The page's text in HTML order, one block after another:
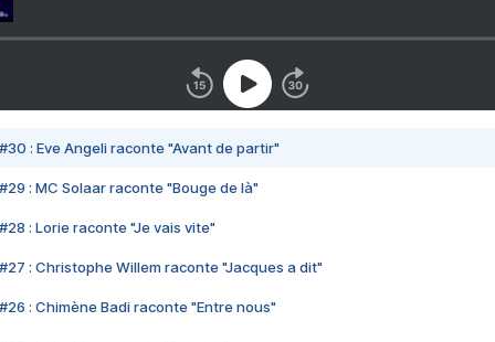
#30 : Eve Angeli raconte "Avant de partir"
#29 : MC Solaar raconte "Bouge de là"
#28 : Lorie raconte "Je vais vite"
#27 : Christophe Willem raconte "Jacques a dit"
#26 : Chimène Badi raconte "Entre nous"